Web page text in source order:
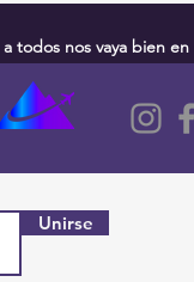
todos nos vaya bien
Unirse